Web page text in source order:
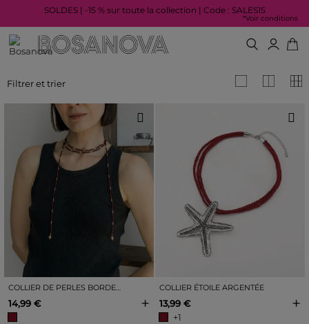
SOLDES | -15 % sur toute la collection | Code : SALES15
*Voir conditions
Filtrer et trier
COLLIER DE PERLES BORDEAUX
14,99 € +
COLLIER ÉTOILE ARGENTÉE
13,99 €
+1
+